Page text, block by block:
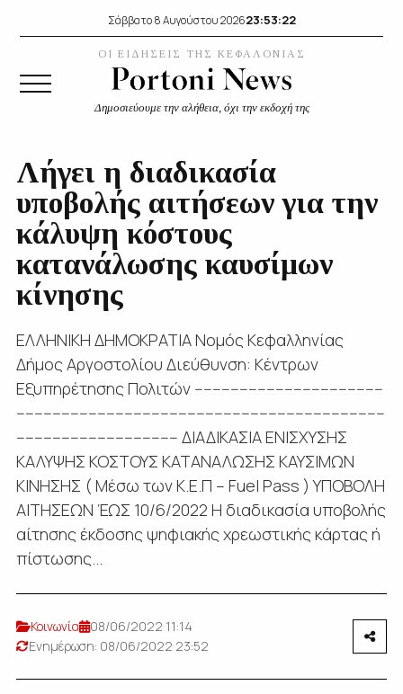
Σάββατο 8 Αυγούστου 202623:53:23
ΟΙ ΕΙΔΗΣΕΙΣ ΤΗΣ ΚΕΦΑΛΟΝΙΑΣ
Δημοσιεύουμε την αλήθεια, όχι την εκδοχή της
Λήγει η διαδικασία
υποβολής αιτήσεων για την
κάλυψη κόστους
κατανάλωσης καυσίμων
κίνησης
ΕΛΛΗΝΙΚΗ ΔΗΜΟΚΡΑΤΙΑ Νομός Κεφαλληνίας
Δήμος Αργοστολίου Διεύθυνση: Κέντρων
Εξυπηρέτησης Πολιτών ------------------------------------------
----------------------------------------------------------------------------------
------------------------------------ ΔΙΑΔΙΚΑΣΙΑ ΕΝΙΣΧΥΣΗΣ
ΚΑΛΥΨΗΣ ΚΟΣΤΟΥΣ ΚΑΤΑΝΑΛΩΣΗΣ ΚΑΥΣΙΜΩΝ
ΚΙΝΗΣΗΣ ( Μέσω των Κ.Ε.Π – Fuel Pass ) ΥΠΟΒΟΛΗ
ΑΙΤΗΣΕΩΝ ΈΩΣ 10/6/2022 Η διαδικασία υποβολής
αίτησης έκδοσης ψηφιακής χρεωστικής κάρτας ή
πίστωσης...
Κοινωνία
08/06/2022 11:14
Ενημέρωση: 08/06/2022 23:52